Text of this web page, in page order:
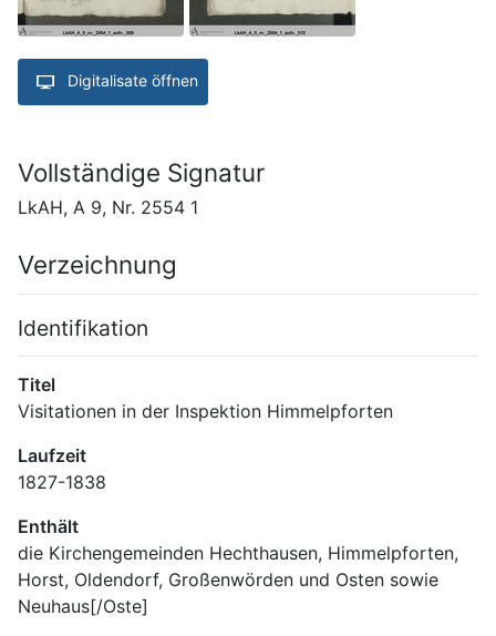
Digitalisate öffnen
Vollständige Signatur
LkAH, A 9, Nr. 2554 1
Verzeichnung
Identifikation
Titel
Visitationen in der Inspektion Himmelpforten
Laufzeit
1827-1838
Enthält
die Kirchengemeinden Hechthausen, Himmelpforten,
Horst, Oldendorf, Großenwörden und Osten sowie
Neuhaus[/Oste]